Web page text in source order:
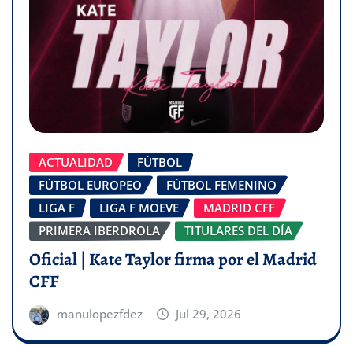
ACTUALIDAD
FÚTBOL
FÚTBOL EUROPEO
FÚTBOL FEMENINO
LIGA F
LIGA F MOEVE
MADRID CFF
PRIMERA IBERDROLA
TITULARES DEL DÍA
Oficial | Kate Taylor firma por el Madrid
CFF
manulopezfdez Jul 29, 2026